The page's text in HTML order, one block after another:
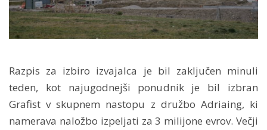
Razpis za izbiro izvajalca je bil zaključen minuli
teden, kot najugodnejši ponudnik je bil izbran
Grafist v skupnem nastopu z družbo Adriaing, ki
namerava naložbo izpeljati za 3 milijone evrov. Večji